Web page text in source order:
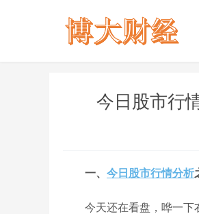
今日股市行
一、 今日股市行情分析
今天还在看盘，哗一下右